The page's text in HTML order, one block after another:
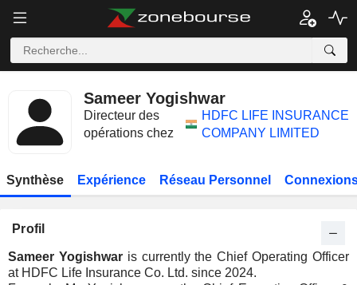
Sameer Yogishwar
Directeur des
opérations chez
HDFC LIFE INSURANCE
COMPANY LIMITED
Synthèse Expérience Réseau Personnel
Profil
Sameer Yogishwaris currently the Chief Operating Officer
at HDFC Life Insurance Co. Ltd. since 2024.